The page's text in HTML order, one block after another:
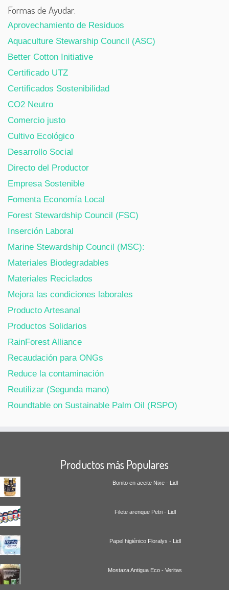
Formas de Ayudar:
Aprovechamiento de Residuos
Aquaculture Stewarship Council (ASC)
Better Cotton Initiative
Certificado UTZ
Certificados Sostenibilidad
CO2 Neutro
Comercio justo
Cultivo Ecológico
Desarrollo Social
Directo del Productor
Empresa Sostenible
Fomenta Economía Local
Forest Stewardship Council (FSC)
Inserción Laboral
Marine Stewardship Council (MSC):
Materiales Biodegradables
Materiales Reciclados
Mejora las condiciones laborales
Producto Artesanal
Productos Solidarios
RainForest Alliance
Recaudación para ONGs
Reduce la contaminación
Reutilizar (Segunda mano)
Roundtable on Sustainable Palm Oil (RSPO)
Productos más Populares
Bonito en aceite Nixe - Lidl
Filete arenque Petri - Lidl
Papel higiénico Floralys - Lidl
Mostaza Antigua Eco - Veritas